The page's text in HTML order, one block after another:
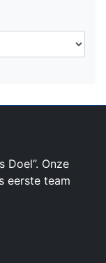
Doel”. Onze
eerste team